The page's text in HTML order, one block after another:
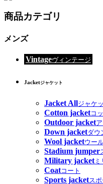
商品カテゴリ
メンズ
Vintageヴィンテージ
Jacketジャケット
Jacket Allジャケ
Cotton jacketコ
Outdoor jacket
Down jacketダウ
Wool jacketウー
Stadium jumper
Military jacketミ
Coatコート
Sports jacketスポ